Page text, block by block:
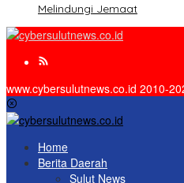
Melindungi Jemaat
www.cybersulutnews.co.id 2010-
Home
Berita Daerah
Sulut News